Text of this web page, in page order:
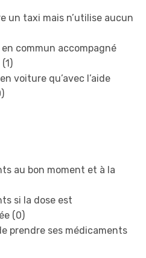
un taxi mais n’utilise aucun
commun accompagné
voiture qu’avec l’aide
au bon moment et à la
si la dose est
(0)
prendre ses médicaments